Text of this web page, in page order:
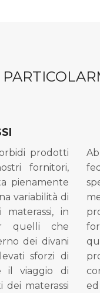
prodotti
fornitori,
pienamente
variabilità di
in
quelli che
dei divani
sforzi di
il viaggio di
dei materassi